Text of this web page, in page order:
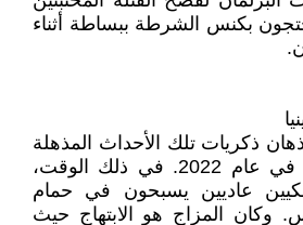
بكنس الشرطة ببساطة أثناء
ذكريات تلك الأحداث المذهلة
التي شهدتها سريلانكا في عام 2022. في ذلك الوقت،
عاديين يسبحون في حمام
وكان المزاج هو الابتهاج حيث